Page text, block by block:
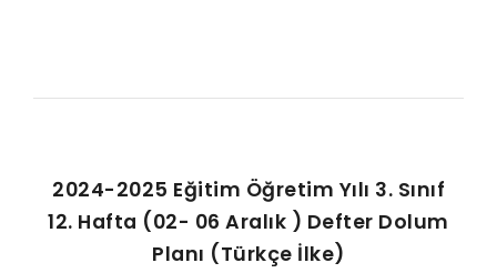
2024-2025 Eğitim Öğretim Yılı 3. Sınıf
12. Hafta (02- 06 Aralık ) Defter Dolum
Planı (Türkçe İlke)